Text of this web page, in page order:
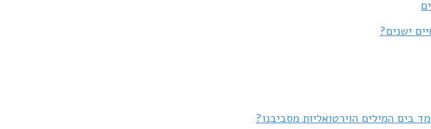
ישנים?
בים המילים הוירטואליות מסביבנו?